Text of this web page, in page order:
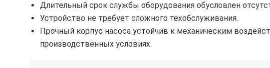
Длительный срок службы оборудования обусловлен
Устройство не требует сложного техобслуживания.
Прочный корпус насоса устойчив к механическим
производственных условиях.